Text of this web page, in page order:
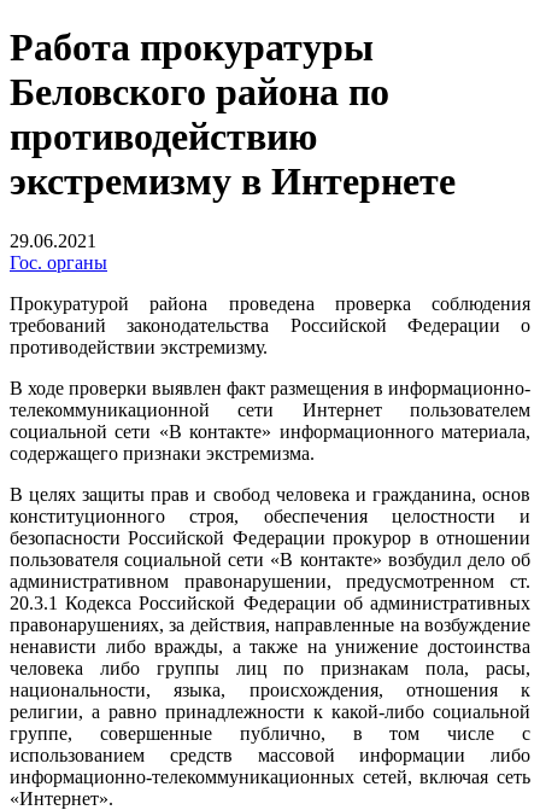
Работа прокуратуры
Беловского района по
противодействию
экстремизму в Интернете
29.06.2021
Гос. органы
Прокуратурой района проведена проверка соблюдения
требований законодательства Российской Федерации о
противодействии экстремизму.
В ходе проверки выявлен факт размещения в информационно-
телекоммуникационной сети Интернет пользователем
социальной сети «В контакте» информационного материала,
содержащего признаки экстремизма.
В целях защиты прав и свобод человека и гражданина, основ
конституционного строя, обеспечения целостности и
безопасности Российской Федерации прокурор в отношении
пользователя социальной сети «В контакте» возбудил дело об
административном правонарушении, предусмотренном ст.
20.3.1 Кодекса Российской Федерации об административных
правонарушениях, за действия, направленные на возбуждение
ненависти либо вражды, а также на унижение достоинства
человека либо группы лиц по признакам пола, расы,
национальности, языка, происхождения, отношения к
религии, а равно принадлежности к какой-либо социальной
группе, совершенные публично, в том числе с
использованием средств массовой информации либо
информационно-телекоммуникационных сетей, включая сеть
«Интернет».